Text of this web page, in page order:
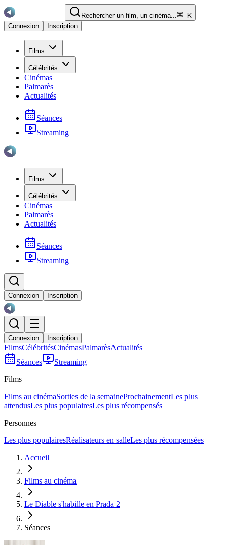
Rechercher un film, un cinéma...
K
Connexion
Inscription
Films
Célébrités
Cinémas
Palmarès
Actualités
Séances
Streaming
Films
Célébrités
Cinémas
Palmarès
Actualités
Séances
Streaming
Connexion Inscription
Connexion Inscription
FilmsCélébritésCinémasPalmarèsActualités
Séances
Streaming
Films
Films au cinémaSorties de la semaineProchainementLes plus
attendusLes plus populairesLes plus récompensés
Personnes
Les plus populairesRéalisateurs en salleLes plus récompensées
Accueil
Films au cinéma
Le Diable s'habille en Prada 2
Séances